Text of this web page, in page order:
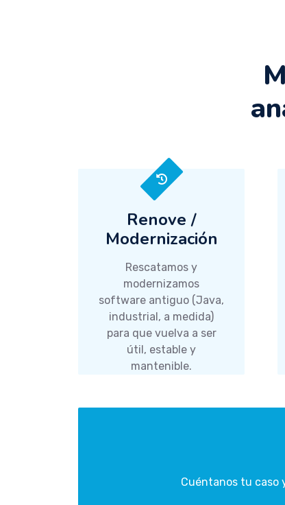
Renove /
Modernización
Rescatamos y
modernizamos
software antiguo (Java,
industrial, a medida)
para que vuelva a ser
útil, estable y
mantenible.
Cuéntanos tu caso